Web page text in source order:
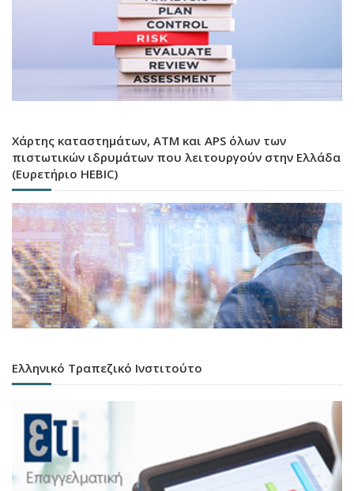
Χάρτης καταστημάτων, ATM και APS όλων των
πιστωτικών ιδρυμάτων που λειτουργούν στην Ελλάδα
(Ευρετήριο HEBIC)
Ελληνικό Τραπεζικό Ινστιτούτο